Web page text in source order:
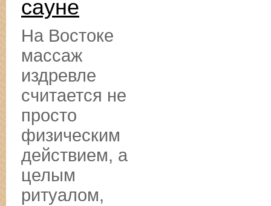
сауне
На Востоке
массаж
издревле
считается не
просто
физическим
действием, а
целым
ритуалом,